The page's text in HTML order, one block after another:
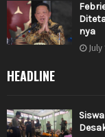
nya
HEADLINE